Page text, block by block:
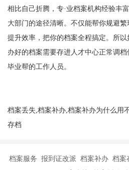
相比自己折腾，专·业档案机构经验丰
大部门的途径清晰。不仅能帮你规避繁
提升效率，把你的档案全程搞定。所
办好的档案需要存进人才中心正常调
毕业帮的工作人员。
档案丢失,档案补办,档案补办为什么用
存档
档案服务 报到证改派 档案补办 档